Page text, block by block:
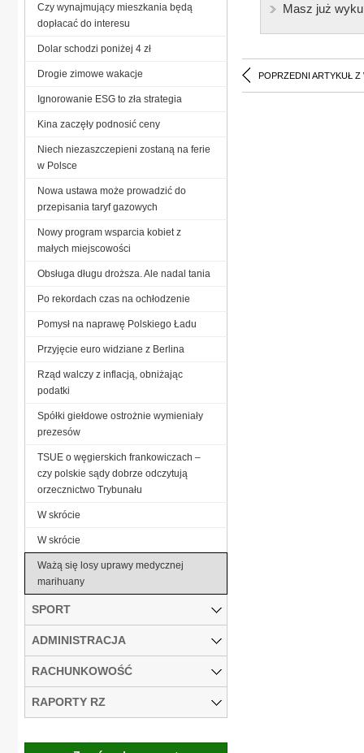
Masz już
POPRZEDNI ARTYKUŁ Z
Czy wynajmujący mieszkania będą
dopłacać do interesu
Dolar schodzi poniżej 4 zł
Drogie zimowe wakacje
Ignorowanie ESG to zła strategia
Kina zaczęły podnosić ceny
Niech niezaszczepieni zostaną na ferie
w Polsce
Nowa ustawa może prowadzić do
przepisania taryf gazowych
Nowy program wsparcia kobiet z
małych miejscowości
Obsługa długu droższa. Ale nadal tania
Po rekordach czas na ochłodzenie
Pomysł na naprawę Polskiego Ładu
Przyjęcie euro widziane z Berlina
Rząd walczy z inflacją, obniżając
podatki
Spółki giełdowe ostrożnie wymieniały
prezesów
TSUE o węgierskich frankowiczach –
czy polskie sądy dobrze odczytują
orzecznictwo Trybunału
W skrócie
W skrócie
Ważą się losy uprawy medycznej
marihuany
SPORT
ADMINISTRACJA
RACHUNKOWOŚĆ
RAPORTY RZ